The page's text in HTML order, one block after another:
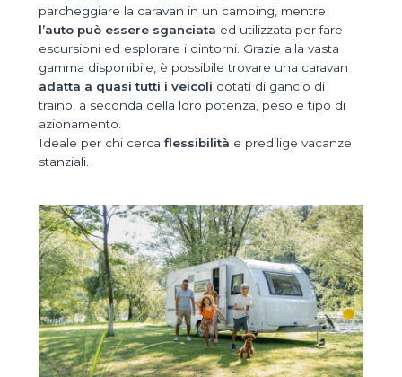
parcheggiare la caravan in un camping, mentre
l’auto può essere sganciata ed utilizzata per fare
escursioni ed esplorare i dintorni. Grazie alla vasta
gamma disponibile, è possibile trovare una caravan
adatta a quasi tutti i veicoli dotati di gancio di
traino, a seconda della loro potenza, peso e tipo di
azionamento.
Ideale per chi cerca flessibilità e predilige vacanze
stanziali.